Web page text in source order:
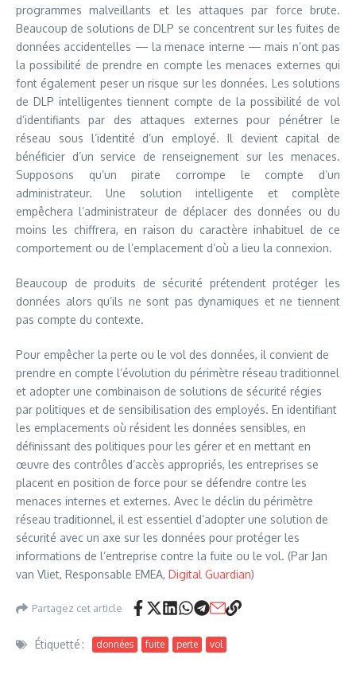
programmes malveillants et les attaques par force brute.
Beaucoup de solutions de DLP se concentrent sur les fuites de
données accidentelles — la menace interne — mais n’ont pas
la possibilité de prendre en compte les menaces externes qui
font également peser un risque sur les données. Les solutions
de DLP intelligentes tiennent compte de la possibilité de vol
d’identifiants par des attaques externes pour pénétrer le
réseau sous l’identité d’un employé. Il devient capital de
bénéficier d’un service de renseignement sur les menaces.
Supposons qu’un pirate corrompe le compte d’un
administrateur. Une solution intelligente et complète
empêchera l’administrateur de déplacer des données ou du
moins les chiffrera, en raison du caractère inhabituel de ce
comportement ou de l’emplacement d’où a lieu la connexion.
Beaucoup de produits de sécurité prétendent protéger les
données alors qu’ils ne sont pas dynamiques et ne tiennent
pas compte du contexte.
Pour empêcher la perte ou le vol des données, il convient de
prendre en compte l’évolution du périmètre réseau traditionnel
et adopter une combinaison de solutions de sécurité régies
par politiques et de sensibilisation des employés. En identifiant
les emplacements où résident les données sensibles, en
définissant des politiques pour les gérer et en mettant en
œuvre des contrôles d’accès appropriés, les entreprises se
placent en position de force pour se défendre contre les
menaces internes et externes. Avec le déclin du périmètre
réseau traditionnel, il est essentiel d’adopter une solution de
sécurité avec un axe sur les données pour protéger les
informations de l’entreprise contre la fuite ou le vol. (Par Jan
van Vliet, Responsable EMEA, Digital Guardian)
Partagez cet article
Étiquetté : données fuite perte vol